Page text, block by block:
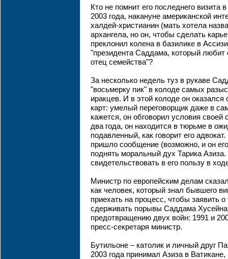
Кто не помнит его последнего визита
2003 года, накануне американской
халдей-христианин (мать хотела
архангела, но он, чтобы сделать
преклонил колена в базилике в
"президента Саддама, который любит
отец семейства"?
За несколько недель туз в рукаве
"восьмерку пик" в колоде самых
иракцев. И в этой колоде он
карт: умелый переговорщик даже в
кажется, он обговорил условия
два года, он находится в тюрьме в
подавленный, как говорит его
пришло сообщение (возможно, и он
поднять моральный дух Тарика Азиза.
свидетельствовать в его пользу в
Министр по европейским делам
как человек, который знал бывшего
приехать на процесс, чтобы заявить
сдерживать порывы Саддама
предотвращению двух войн: 1991 и
пресс-секретаря министр.
Бутильоне – католик и личный друг
2003 года принимал Азиза в Ватикане,